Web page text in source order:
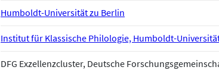
Humboldt-Universität zu Berlin
Institut für Klassische Philologie, Humboldt-
DFG Exzellenzcluster, Deutsche